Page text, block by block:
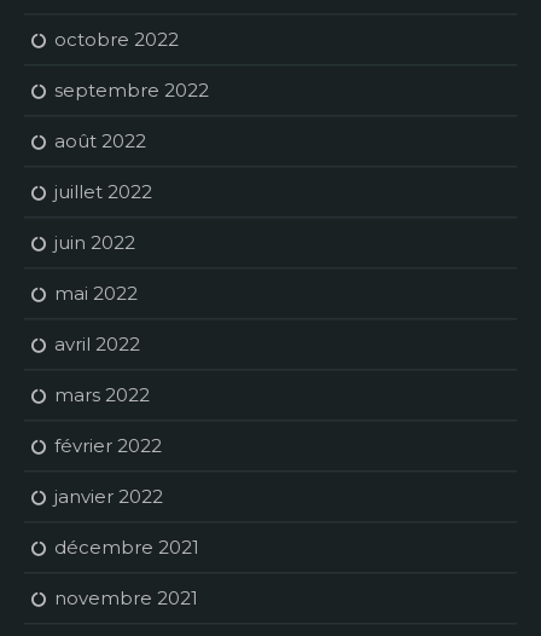
octobre 2022
septembre 2022
août 2022
juillet 2022
juin 2022
mai 2022
avril 2022
mars 2022
février 2022
janvier 2022
décembre 2021
novembre 2021